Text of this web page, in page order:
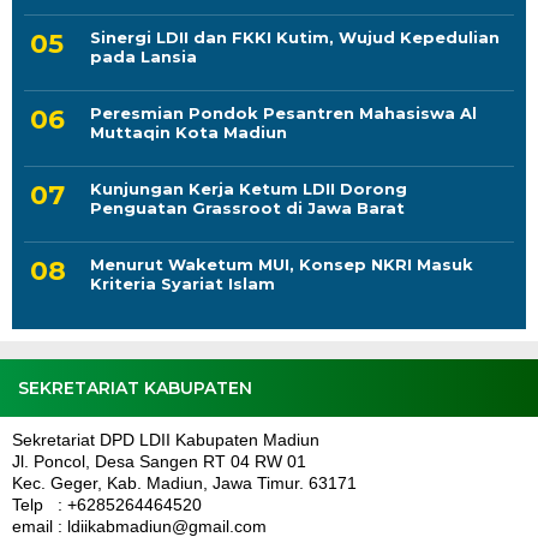
Sinergi LDII dan FKKI Kutim, Wujud Kepedulian
pada Lansia
Peresmian Pondok Pesantren Mahasiswa Al
Muttaqin Kota Madiun
Kunjungan Kerja Ketum LDII Dorong
Penguatan Grassroot di Jawa Barat
Menurut Waketum MUI, Konsep NKRI Masuk
Kriteria Syariat Islam
SEKRETARIAT KABUPATEN
Sekretariat DPD LDII Kabupaten Madiun
Jl. Poncol, Desa Sangen RT 04 RW 01
Kec. Geger, Kab. Madiun, Jawa Timur. 63171
Telp : +6285264464520
email : ldiikabmadiun@gmail.com